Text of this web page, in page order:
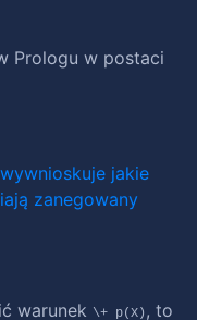
Prologu w postaci
jakie
zanegowany
warunek \+ p(X), to